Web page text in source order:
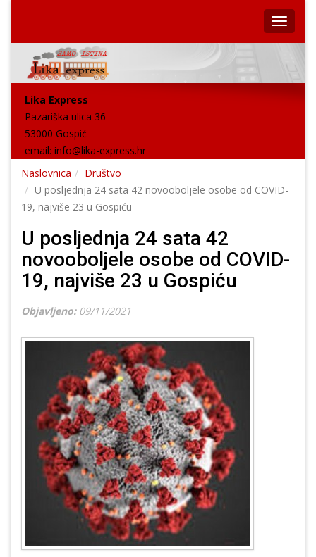
Lika Express
Pazariška ulica 36
53000 Gospić
email: info@lika-express.hr
Naslovnica
Društvo
U posljednja 24 sata 42 novooboljele osobe od COVID-
19, najviše 23 u Gospiću
U posljednja 24 sata 42
novooboljele osobe od COVID-
19, najviše 23 u Gospiću
Objavljeno: 09/11/2021